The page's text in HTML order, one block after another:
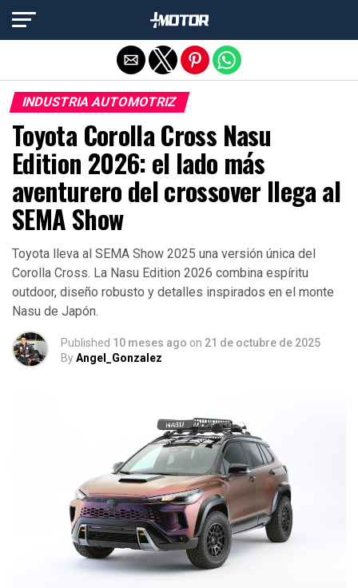
INDUSTRIA AUTOMOTRIZ
Toyota Corolla Cross Nasu
Edition 2026: el lado más
aventurero del crossover llega al
SEMA Show
Toyota lleva al SEMA Show 2025 una versión única del
Corolla Cross. La Nasu Edition 2026 combina espíritu
outdoor, diseño robusto y detalles inspirados en el monte
Nasu de Japón.
Published 10 meses ago on 21 de octubre de 2025
ByAngel_Gonzalez
Salir de la versión móvil